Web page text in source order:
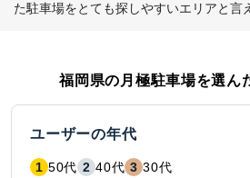
た駐車場をとても探しやすいエリアと言
福岡県の月極駐車場を選ん
ユーザーの年代
1 50代 2 40代 3 30代